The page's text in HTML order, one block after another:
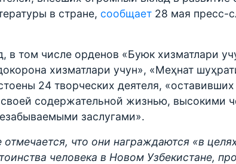
в стране, сообщает 28 мая пресс-
в том числе орденов «Буюк хизматлари
хизматлари учун», «Меҳнат
24 творческих деятеля, «оставивших
содержательной жизнью, высокими
заслугами».
отмечается, что они награждаются «в
человека в Новом Узбекистане,